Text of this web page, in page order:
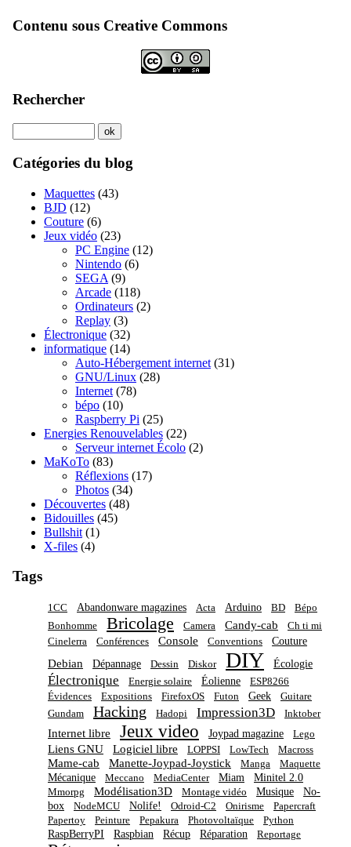
Contenu sous Creative Commons
Rechercher
Catégories du blog
Maquettes (43)
BJD (12)
Couture (6)
Jeux vidéo (23)
PC Engine (12)
Nintendo (6)
SEGA (9)
Arcade (118)
Ordinateurs (2)
Replay (3)
Électronique (32)
informatique (14)
Auto-Hébergement internet (31)
GNU/Linux (28)
Internet (78)
bépo (10)
Raspberry Pi (25)
Energies Renouvelables (22)
Serveur internet Écolo (2)
MaKoTo (83)
Réflexions (17)
Photos (34)
Découvertes (48)
Bidouilles (45)
Bullshit (1)
X-files (4)
Tags
1CC Abandonware magazines Acta Arduino BD
Bépo
Bonhomme
Bricolage Camera Candy-cab
Ch ti mi
Cinelerra
Conférences Console Conventions Couture
Debian Dépannage Dessin Diskor DIY Écologie
Électronique Energie solaire Éolienne
ESP8266
Évidences
Expositions FirefoxOS Futon Geek
Guitare
Gundam
Hacking Hadopi Impression3D Inktober
Internet libre Jeux video Joypad magazine Lego
Liens GNU Logiciel libre LOPPSI LowTech Macross
Mame-cab Manette-Joypad-Joystick Manga Maquette
Mécanique Meccano MediaCenter Miam Minitel 2.0
Mmorpg Modélisation3D Montage vidéo Musique
No-
box
NodeMCU Nolife! Odroid-C2 Onirisme
Papercraft
Papertoy
Peinture Pepakura Photovoltaïque Python
RaspBerryPI Raspbian Récup Réparation Reportage